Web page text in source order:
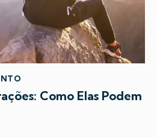
Como Elas Podem